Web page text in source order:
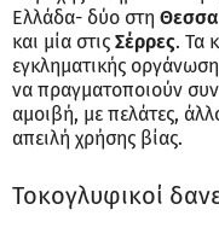
Ελλάδα- δύο στη
και μία στις Σέρρες. Τα
εγκληματικής
να πραγματοποιούν
αμοιβή, με πελάτες,
απειλή χρήσης βίας.
Τοκογλυφικοί